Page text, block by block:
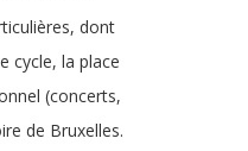
dont
cycle, la place
(concerts,
de Bruxelles.